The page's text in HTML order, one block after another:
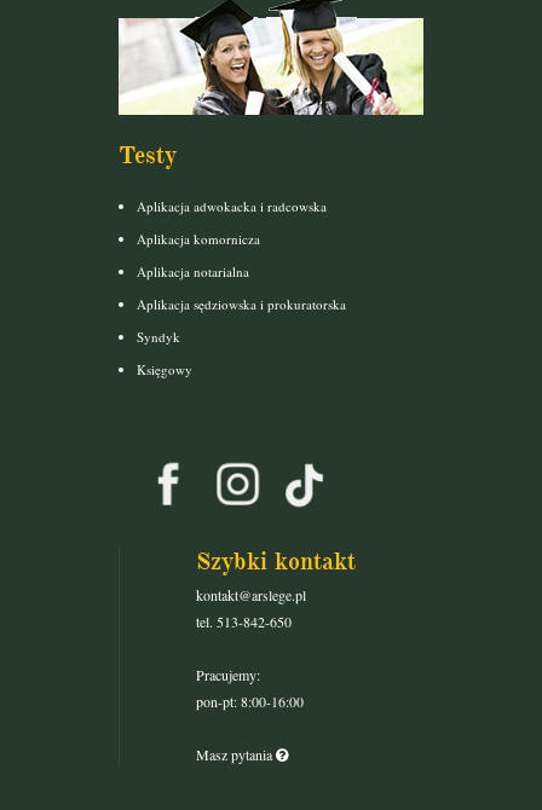
Testy
Aplikacja adwokacka i radcowska
Aplikacja komornicza
Aplikacja notarialna
Aplikacja sędziowska i prokuratorska
Syndyk
Księgowy
Szybki kontakt
kontakt@arslege.pl
tel. 513-842-650
Pracujemy:
pon-pt: 8:00-16:00
Masz pytania